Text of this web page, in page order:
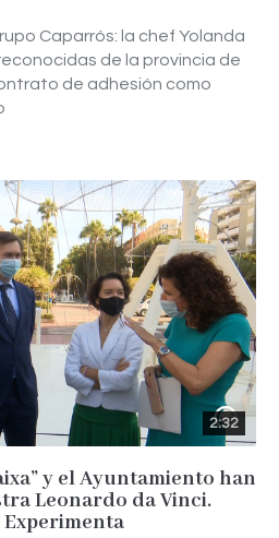
Caparrós: la chef Yolanda
de la provincia de
de adhesión como
2:32
y el Ayuntamiento han
Leonardo da Vinci.
Experimenta